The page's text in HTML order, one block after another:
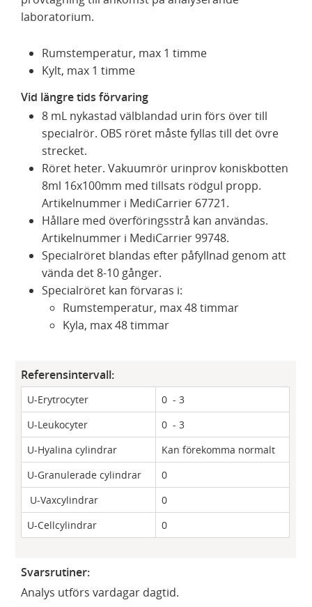
laboratorium.
Rumstemperatur, max 1 timme
Kylt, max 1 timme
Vid längre tids förvaring
8 mL nykastad välblandad urin förs över till
specialrör. OBS röret måste fyllas till det övre
strecket.
Röret heter. Vakuumrör urinprov koniskbotten
8ml 16x100mm med tillsats rödgul propp.
Artikelnummer i MediCarrier 67721.
Hållare med överföringsstrå kan användas.
Artikelnummer i MediCarrier 99748.
Specialröret blandas efter påfyllnad genom att
vända det 8-10 gånger.
Specialröret kan förvaras i:
Rumstemperatur, max 48 timmar
Kyla, max 48 timmar
Referensintervall:
U-Erytrocyter
0 - 3
U-Leukocyter
0 - 3
U-​Hyalina cylindrar
Kan förekomma normalt
U-​Granulerade cylindrar
0
​U-Vaxcylindrar
0
U-​Cellcylindrar
0
Svarsrutiner:
Analys utförs vardagar dagtid.